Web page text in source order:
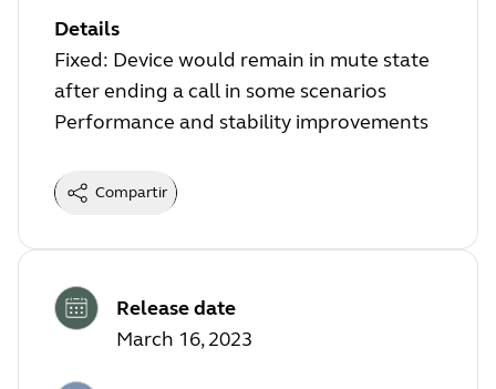
Details
Fixed: Device would remain in mute state
after ending a call in some scenarios
Performance and stability improvements
Compartir
Release date
March 16, 2023